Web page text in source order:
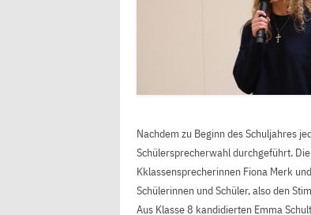
Nachdem zu Beginn des Schuljahres
Schülersprecherwahl durchgeführt.
Kklassensprecherinnen Fiona Merk
Schülerinnen und Schüler, also den
Aus Klasse 8 kandidierten Emma